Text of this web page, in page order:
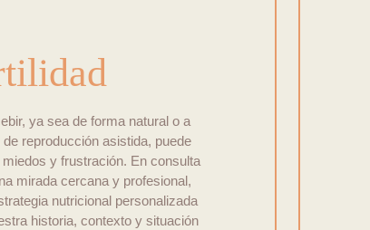
ya sea de forma natural o a
reproducción asistida, puede
y frustración. En consulta
mirada cercana y profesional,
nutricional personalizada
historia, contexto y situación